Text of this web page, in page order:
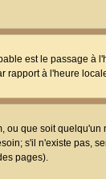
est le passage à
rapport à l'heure
que soit quelqu'un
s'il n'existe pas,
pages).